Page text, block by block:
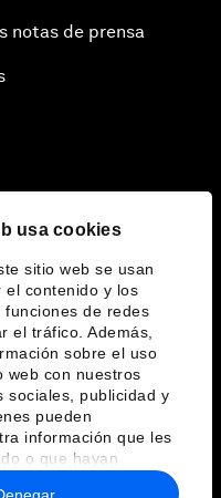
usa cookies
sitio web se usan
el contenido y los
de redes
el tráfico. Además,
sobre el uso
web con nuestros
sociales, publicidad y
pueden
información que les
o que hayan
del uso que haya
notas de prensa